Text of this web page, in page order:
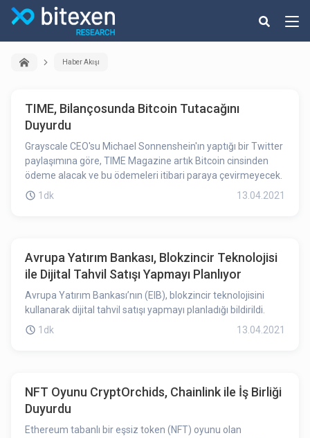
Haber Akışı
TIME, Bilançosunda Bitcoin Tutacağını
Duyurdu
Grayscale CEO'su Michael Sonnenshein'ın yaptığı bir Twitter
paylaşımına göre, TIME Magazine artık Bitcoin cinsinden
ödeme alacak ve bu ödemeleri itibari paraya çevirmeyecek.
1dk
13.04.2021
Avrupa Yatırım Bankası, Blokzincir Teknolojisi
ile Dijital Tahvil Satışı Yapmayı Planlıyor
Avrupa Yatırım Bankası’nın (EIB), blokzincir teknolojisini
kullanarak dijital tahvil satışı yapmayı planladığı bildirildi.
1dk
13.04.2021
NFT Oyunu CryptOrchids, Chainlink ile İş Birliği
Duyurdu
Ethereum tabanlı bir eşsiz token (NFT) oyunu olan